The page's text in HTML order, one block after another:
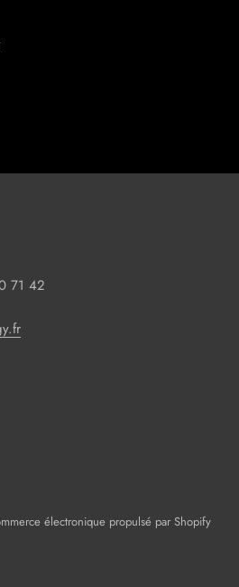
71 42
électronique propulsé par Shopify